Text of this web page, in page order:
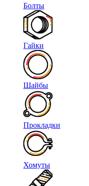
Болты
Гайки
Шайбы
Прокладки
Хомуты